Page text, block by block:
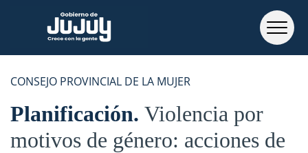
CONSEJO PROVINCIAL DE LA MUJER
Planificación Violencia por
motivos de género: acciones de